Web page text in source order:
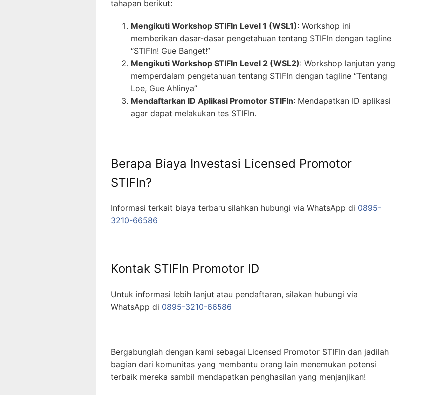
tahapan berikut:
Mengikuti Workshop STIFIn Level 1 (WSL1): Workshop ini
memberikan dasar-dasar pengetahuan tentang STIFIn dengan tagline
“STIFIn! Gue Banget!”
Mengikuti Workshop STIFIn Level 2 (WSL2): Workshop lanjutan yang
memperdalam pengetahuan tentang STIFIn dengan tagline “Tentang
Loe, Gue Ahlinya”
Mendaftarkan ID Aplikasi Promotor STIFIn: Mendapatkan ID aplikasi
agar dapat melakukan tes STIFIn.
Berapa Biaya Investasi Licensed Promotor
STIFIn?
Informasi terkait biaya terbaru silahkan hubungi via WhatsApp di 0895-
3210-66586
Kontak STIFIn Promotor ID
Untuk informasi lebih lanjut atau pendaftaran, silakan hubungi via
WhatsApp di 0895-3210-66586
Bergabunglah dengan kami sebagai Licensed Promotor STIFIn dan jadilah
bagian dari komunitas yang membantu orang lain menemukan potensi
terbaik mereka sambil mendapatkan penghasilan yang menjanjikan!